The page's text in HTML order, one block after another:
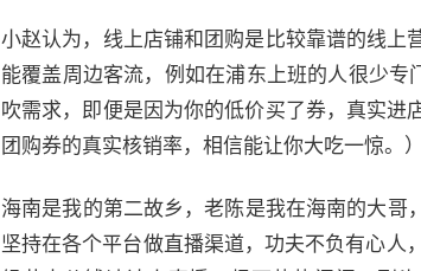
小赵认为，线上店铺和团购是比较靠谱的线上
能覆盖周边客流，例如在浦东上班的人很少专
吹需求，即便是因为你的低价买了券，真实
团购券的真实核销率，相信能让你大吃一惊。）
海南是我的第二故乡，老陈是我在海南的大哥
坚持在各个平台做直播渠道，功夫不负有心